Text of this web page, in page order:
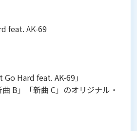
feat. AK-69
Hard feat. AK-69」
曲 B」「新曲 C」のオリジナル・